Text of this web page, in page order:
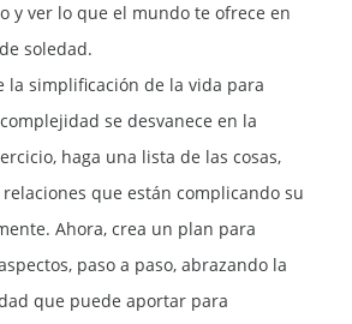
y ver lo que el mundo te ofrece en
soledad.
la simplificación de la vida para
se desvanece en la
haga una lista de las cosas,
que están complicando su
Ahora, crea un plan para
paso a paso, abrazando la
que puede aportar para